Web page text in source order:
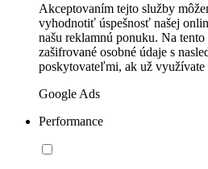
Akceptovaním tejto služby
vyhodnotiť úspešnosť našej
našu reklamnú ponuku. Na
zašifrované osobné údaje s
poskytovateľmi, ak už využívate
Google Ads
Performance